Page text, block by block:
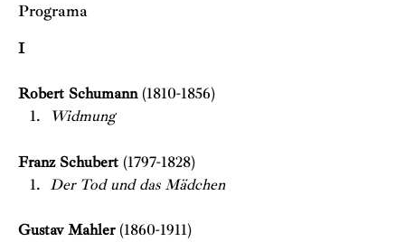
Programa
I
Robert Schumann (1810-1856)
Widmung
Franz Schubert (1797-1828)
Der Tod und das Mädchen
Gustav Mahler (1860-1911)